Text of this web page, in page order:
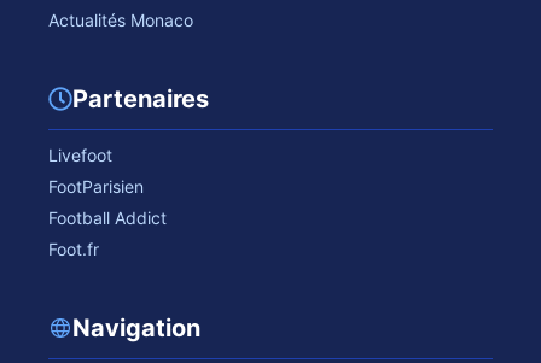
Actualités Monaco
Partenaires
Livefoot
FootParisien
Football Addict
Foot.fr
Navigation